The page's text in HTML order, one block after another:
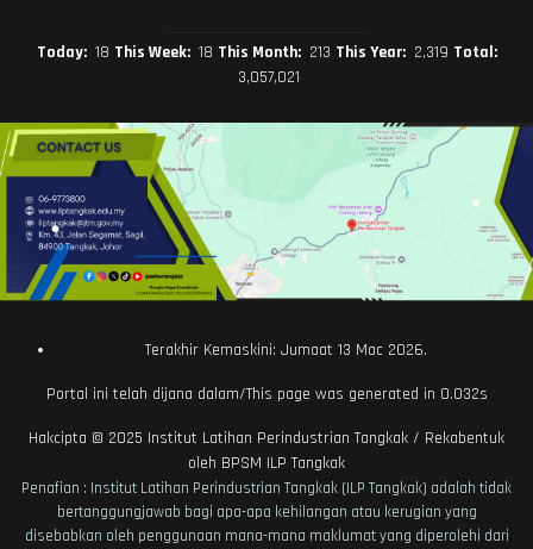
Today: 18 This Week: 18 This Month: 213 This Year: 2,319 Total:
3,057,021
Terakhir Kemaskini: Jumaat 13 Mac 2026.
Portal ini telah dijana dalam/This page was generated in 0.032s
Hakcipta © 2025 Institut Latihan Perindustrian Tangkak / Rekabentuk
oleh BPSM ILP Tangkak
Penafian : Institut Latihan Perindustrian Tangkak (ILP Tangkak) adalah tidak
bertanggungjawab bagi apa-apa kehilangan atau kerugian yang
disebabkan oleh penggunaan mana-mana maklumat yang diperolehi dari